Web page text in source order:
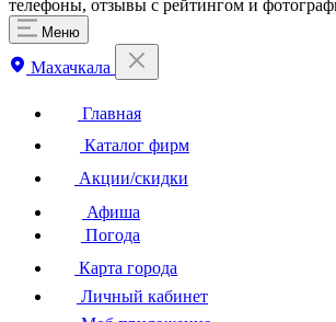
телефоны, отзывы с рейтингом и
Меню
Махачкала
Главная
Каталог фирм
Акции/скидки
Афиша
Погода
Карта города
Личный кабинет